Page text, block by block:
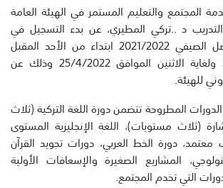
المجتمع والتعليم المستمر في الهيئة العامة
د ..تركي المطيري، عن بدء التسجيل في
دورات العمادة للفصل الصيفي 2021/2022 ابتداء من الأحد المقبل
الموافق 3/4/2022 ولغاية الاثنين الموافق 25/4/2022 وذلك عن
للهيئة.
المطروحة تتضمن دورة اللغة التركية (ثلاث
(ثلاث مستويات)، اللغة الإنجليزية المستوى
معتمد، دورة الخط العربي، دورات تجويد القرآن
المشاريع الصغيرة والإسعافات الأولية
التي تخدم المجتمع.